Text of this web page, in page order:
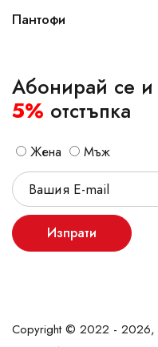
Пантофи
Абонирай се и
5% отстъпка
Жена Мъж
Изпрати
Copyright © 2022 - 2026,